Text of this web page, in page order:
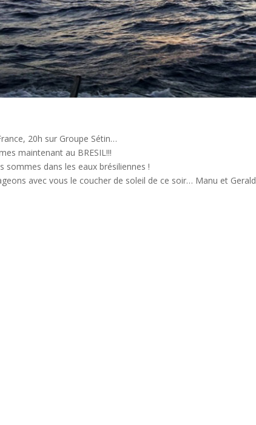
20h sur Groupe Sétin…
maintenant au BRESIL!!!
sommes dans les eaux brésiliennes !
avec vous le coucher de soleil de ce soir… Manu et Gerald